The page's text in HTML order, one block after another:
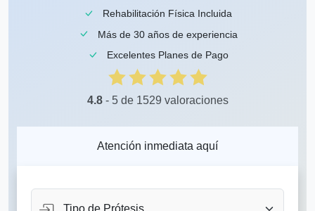
Rehabilitación Física Incluida
Más de 30 años de experiencia
Excelentes Planes de Pago
4.8- 5 de 1529 valoraciones
Atención inmediata aquí